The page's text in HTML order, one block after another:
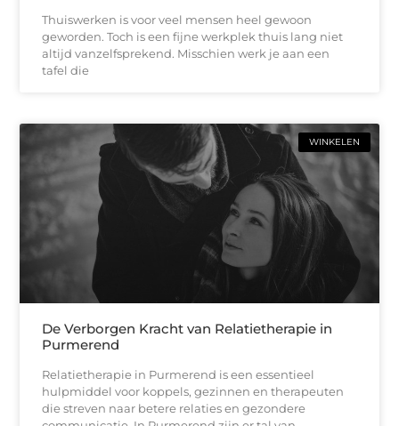
Thuiswerken is voor veel mensen heel gewoon
geworden. Toch is een fijne werkplek thuis lang niet
altijd vanzelfsprekend. Misschien werk je aan een
tafel die
WINKELEN
De Verborgen Kracht van Relatietherapie in
Purmerend
Relatietherapie in Purmerend is een essentieel
hulpmiddel voor koppels, gezinnen en therapeuten
die streven naar betere relaties en gezondere